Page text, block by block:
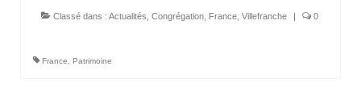
Classé dans : Actualités Congrégation France Villefranche 0
France, Patrimoine